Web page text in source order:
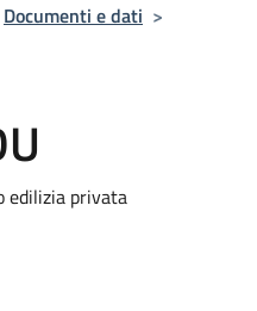
Documenti e dati >
edilizia privata